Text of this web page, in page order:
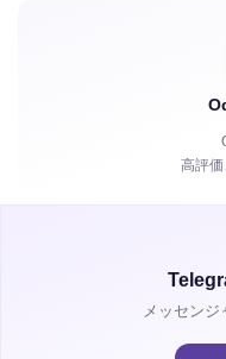
高評
メッセンジ